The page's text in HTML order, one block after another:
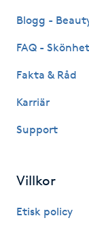
Ortopedi
Pedikyr
Blogg -
FAQ -
Fakta & Råd
Karriär
Support
Villkor
Etisk policy